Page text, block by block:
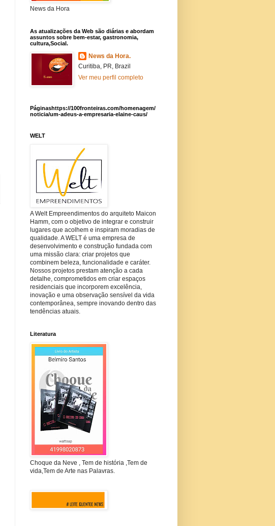
News da Hora
As atualizações da Web são diárias e abordam
assuntos sobre bem-estar, gastronomia,
cultura,Social.
News da Hora.
Curitiba, PR, Brazil
Ver meu perfil completo
Páginashttps://100fronteiras.com/homenagem/
noticia/um-adeus-a-empresaria-elaine-caus/
WELT
A Welt Empreendimentos do arquiteto Maicon
Hamm, com o objetivo de integrar e construir
lugares que acolhem e inspiram moradias de
qualidade. A WELT é uma empresa de
desenvolvimento e construção fundada com
uma missão clara: criar projetos que
combinem beleza, funcionalidade e caráter.
Nossos projetos prestam atenção a cada
detalhe, comprometidos em criar espaços
residenciais que incorporem excelência,
inovação e uma observação sensível da vida
contemporânea, sempre inovando dentro das
tendências atuais.
Literatura
Choque da Neve , Tem de história ,Tem de
vida,Tem de Arte nas Palavras.